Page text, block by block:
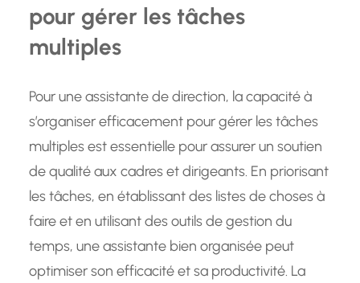
pour gérer les tâches
multiples
Pour une assistante de direction, la capacité à
s’organiser efficacement pour gérer les tâches
multiples est essentielle pour assurer un soutien
de qualité aux cadres et dirigeants. En priorisant
les tâches, en établissant des listes de choses à
faire et en utilisant des outils de gestion du
temps, une assistante bien organisée peut
optimiser son efficacité et sa productivité. La